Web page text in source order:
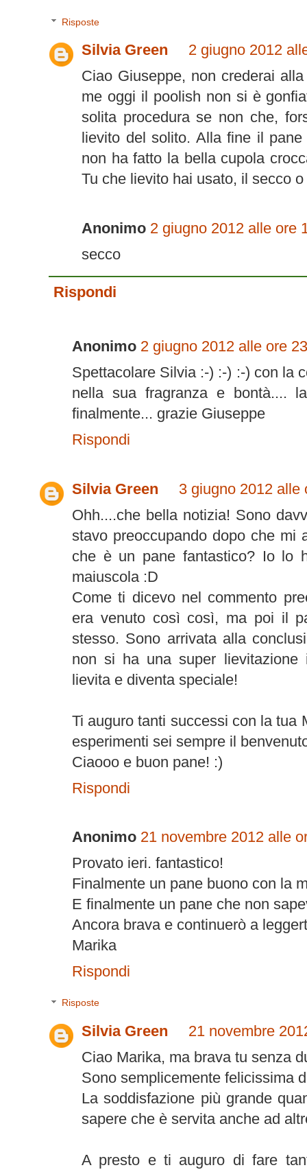
Risposte
Silvia Green
2 giugno 2012
Ciao Giuseppe, non crederai
me oggi il poolish non si è
solita procedura se non che,
lievito del solito. Alla fine il
non ha fatto la bella cupola
Tu che lievito hai usato, il secco
Anonimo 2 giugno 2012 alle ore
secco
Rispondi
Anonimo 2 giugno 2012 alle ore
Spettacolare Silvia :-) :-) :-) con la
nella sua fragranza e bontà....
finalmente... grazie Giuseppe
Rispondi
Silvia Green
3 giugno 2012 alle
Ohh....che bella notizia! Sono
stavo preoccupando dopo che mi
che è un pane fantastico? Io lo
maiuscola :D
Come ti dicevo nel commento
era venuto così così, ma poi il
stesso. Sono arrivata alla
non si ha una super lievitazione
lievita e diventa speciale!
Ti auguro tanti successi con la tua
esperimenti sei sempre il
Ciaooo e buon pane! :)
Rispondi
Anonimo 21 novembre 2012 alle
Provato ieri. fantastico!
Finalmente un pane buono con la
E finalmente un pane che non
Ancora brava e continuerò a
Marika
Rispondi
Risposte
Silvia Green
21 novembre
Ciao Marika, ma brava tu senza
Sono semplicemente felicissima
La soddisfazione più grande
sapere che è servita anche ad
A presto e ti auguro di fare